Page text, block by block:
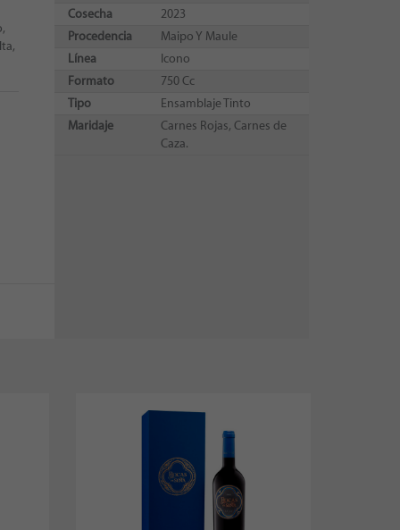
Cosecha
2023
Procedencia
Maipo Y Maule
Línea
Icono
Formato
750 Cc
Tipo
Ensamblaje Tinto
Maridaje
Carnes Rojas, Carnes de
Caza.